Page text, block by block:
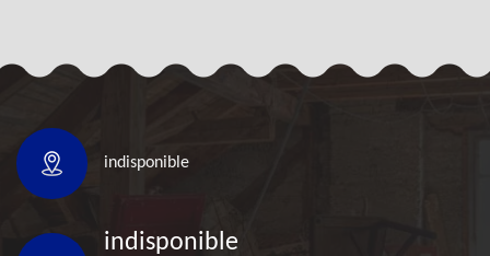
indisponible
indisponible